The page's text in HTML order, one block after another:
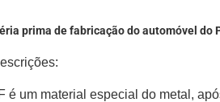
prima de fabricação do automóvel do
é um material especial do metal,